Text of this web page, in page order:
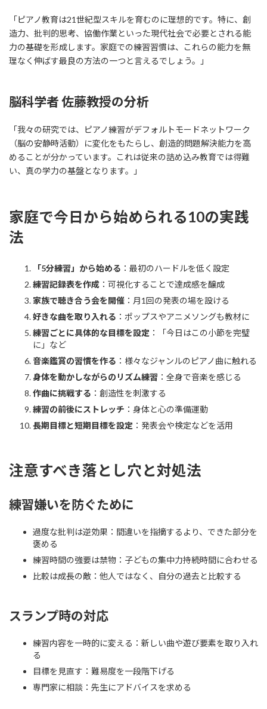
「ピアノ教育は21世紀型スキルを育むのに理想的です。特に、創
造力、批判的思考、協働作業といった現代社会で必要とされる能
力の基礎を形成します。家庭での練習習慣は、これらの能力を無
理なく伸ばす最良の方法の一つと言えるでしょう。」
脳科学者 佐藤教授の分析
「我々の研究では、ピアノ練習がデフォルトモードネットワーク
（脳の安静時活動）に変化をもたらし、創造的問題解決能力を高
めることが分かっています。これは従来の詰め込み教育では得難
い、真の学力の基盤となります。」
家庭で今日から始められる10の実践
法
「5分練習」から始める ：最初のハードルを低く設定
練習記録表を作成 ：可視化することで達成感を醸成
家族で聴き合う会を開催 ：月1回の発表の場を設ける
好きな曲を取り入れる ：ポップスやアニメソングも教材に
練習ごとに具体的な目標を設定 ：「今日はこの小節を完璧
に」など
音楽鑑賞の習慣を作る ：様々なジャンルのピアノ曲に触れる
身体を動かしながらのリズム練習 ：全身で音楽を感じる
作曲に挑戦する ：創造性を刺激する
練習の前後にストレッチ ：身体と心の準備運動
長期目標と短期目標を設定 ：発表会や検定などを活用
注意すべき落とし穴と対処法
練習嫌いを防ぐために
過度な批判は逆効果：間違いを指摘するより、できた部分を
褒める
練習時間の強要は禁物：子どもの集中力持続時間に合わせる
比較は成長の敵：他人ではなく、自分の過去と比較する
スランプ時の対応
練習内容を一時的に変える：新しい曲や遊び要素を取り入れ
る
目標を見直す：難易度を一段階下げる
専門家に相談：先生にアドバイスを求める